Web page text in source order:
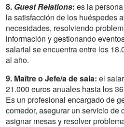
8. Guest Relations: es la
la satisfacción de los huéspedes
necesidades, resolviendo
información y gestionando
salarial se encuentra entre los
al año.
9. Maître o Jefe/a de sala: el
21.000 euros anuales hasta los
Es un profesional encargado de
comedor, asegurar un servicio de
asignar mesas y resolver